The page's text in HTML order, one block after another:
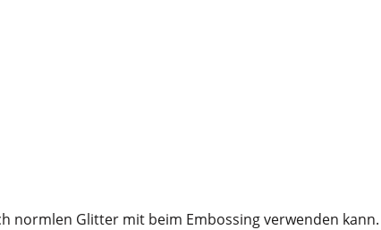
normlen Glitter mit beim Embossing verwenden kann.